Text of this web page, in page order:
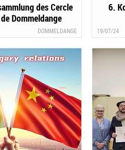
des Cercle
Dommeldange
DOMMELDANGE
6.
19/07/24